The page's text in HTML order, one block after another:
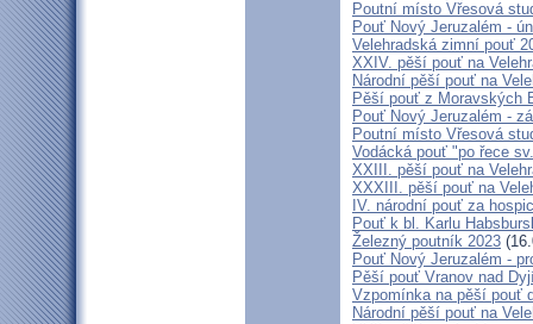
Poutní místo Vřesová
Pouť Nový Jeruzalém -
Velehradská zimní pouť
XXIV. pěší pouť na
Národní pěší pouť na
Pěší pouť z Moravských
Pouť Nový Jeruzalém -
Poutní místo Vřesová
Vodácká pouť "po řece
XXIII. pěší pouť na
XXXIII. pěší pouť na
IV. národní pouť za
Pouť k bl. Karlu
Železný poutník 2023
Pouť Nový Jeruzalém -
Pěší pouť Vranov nad
Vzpomínka na pěší pouť
Národní pěší pouť na